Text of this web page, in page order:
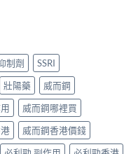
制劑
SSRI
壯陽藥
威而鋼
威而鋼哪裡買
威而鋼香港價錢